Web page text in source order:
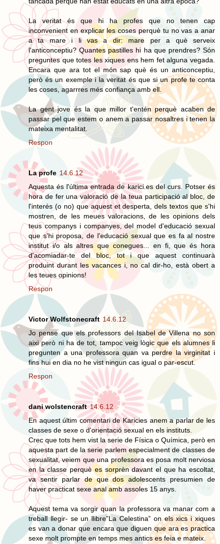
La veritat és que hi ha profes que no tenen cap
inconvenient en explicar les coses perquè tu no vas a anar
a ta mare i li vas a dir: mare per a què serveix
l'anticonceptiu? Quantes pastilles hi ha que prendres? Són
preguntes que totes les xiques ens hem fet alguna vegada.
Encara que ara tot el món sap què és un anticonceptiu,
però és un exemple i la veritat és que si un profe te conta
les coses, agarrres més confiança amb ell.
La gent jove és la que millor t'entén perquè acaben de
passar pel que estem o anem a passar nosaltres i tenen la
mateixa mentalitat.
Respon
La profe 14.6.12
Aquesta és l'última entrada de karici.es del curs. Potser és
hora de fer una valoració de la teua participació al bloc, de
l'interés (o no) que aquest et desperta, dels textos que s'hi
mostren, de les meues valoracions, de les opinions dels
teus companys i companyes, del model d'educació sexual
que s'hi proposa, de l'educació sexual que es fa al nostre
institut i/o als altres que conegues... en fi, que és hora
d'acomiadar-te del bloc, tot i que aquest continuarà
produint durant les vacances i, no cal dir-ho, està obert a
les teues opinions!
Respon
Victor Wolfstonecraft 14.6.12
Jo pense que els professors del Isabel de Villena no son
aixi però ni ha de tot, tampoc veig lògic que els alumnes li
pregunten a una professora quan va perdre la virginitat i
fins hui en dia no he vist ningun cas igual o par-escut.
Respon
dani wolstencraft 14.6.12
En aquest últim comentari de Karicies anem a parlar de les
classes de sexe o d'orientació sexual en els instituts.
Crec que tots hem vist la serie de Física o Química, però en
aquesta part de la serie parlem especialment de classes de
sexualitat, veiem que una professora es posa molt nerviosa
en la classe perquè es sorprèn davant el que ha escoltat,
va sentir parlar de que dos adolescents presumien de
haver practicat sexe anal amb assoles 15 anys.
Aquest tema va sorgir quan la professora va manar com a
treball llegir- se un llibre”La Celestina” on els xics i xiques
es van a donar que encara que diguen que ara es practica
sexe molt prompte en temps mes antics es feia e mateix.